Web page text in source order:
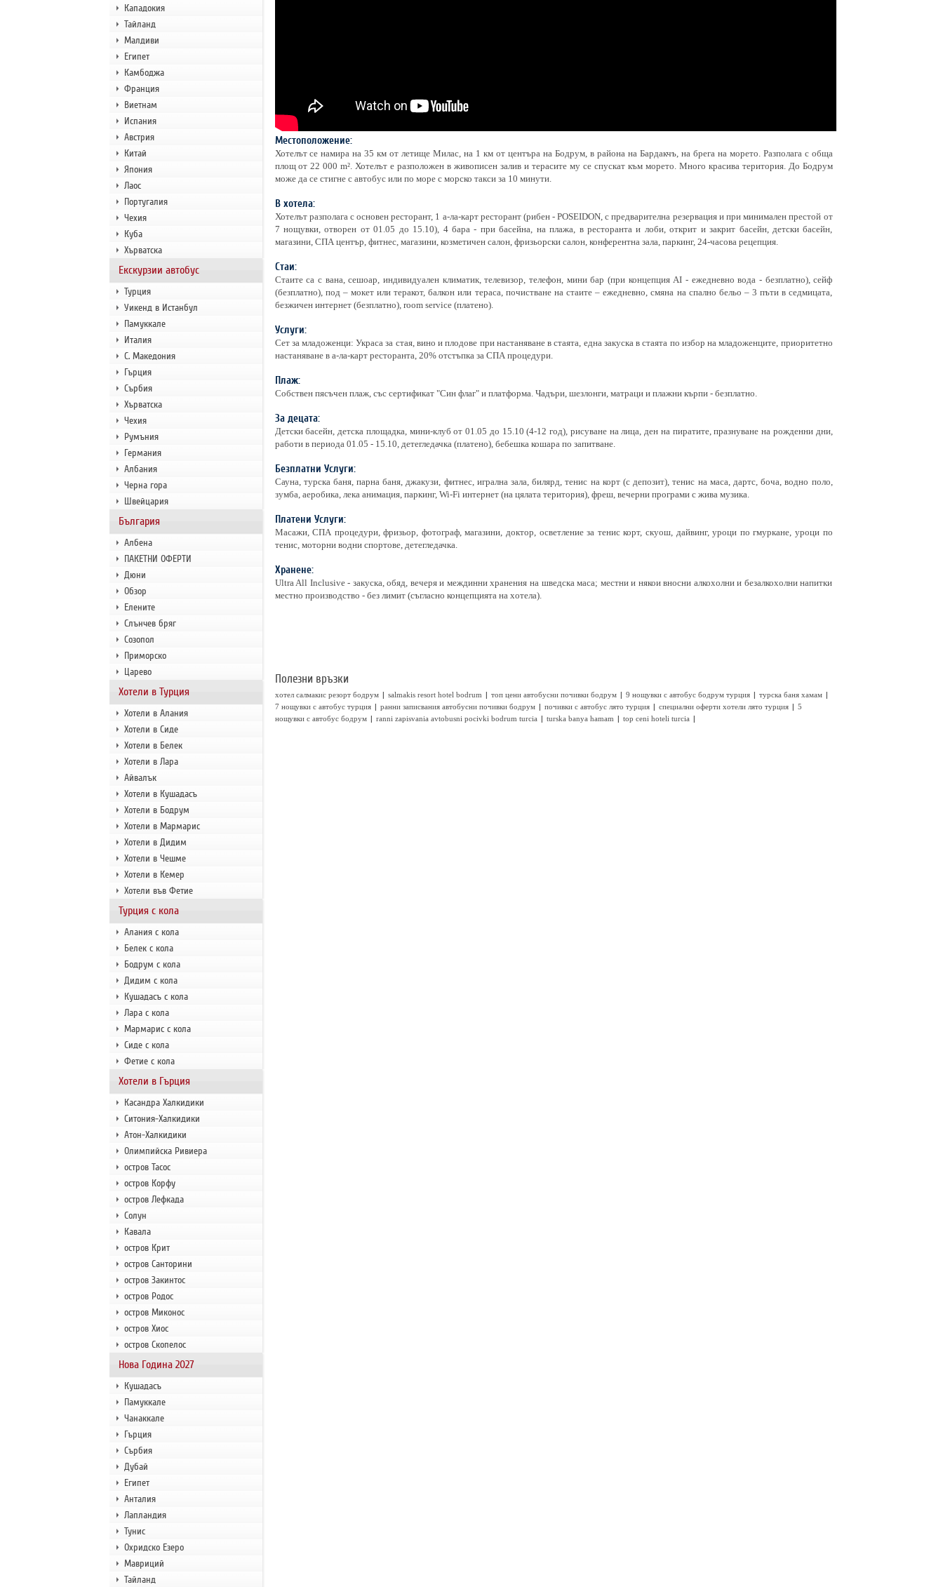
Кападокия
Тайланд
Малдиви
Египет
Камбоджа
Франция
Виетнам
Испания
Австрия
Китай
Япония
Лаос
Португалия
Чехия
Куба
Хърватска
Екскурзии автобус
Турция
Уикенд в Истанбул
Памуккале
Италия
С. Македония
Гърция
Сърбия
Хърватска
Чехия
Румъния
Германия
Албания
Черна гора
Швейцария
България
Албена
ПАКЕТНИ ОФЕРТИ
Дюни
Обзор
Елените
Слънчев бряг
Созопол
Приморско
Царево
Хотели в Турция
Хотели в Алания
Хотели в Сиде
Хотели в Белек
Хотели в Лара
Айвалък
Хотели в Кушадасъ
Хотели в Бодрум
Хотели в Мармарис
Хотели в Дидим
Хотели в Чешме
Хотели в Кемер
Хотели във Фетие
Турция с кола
Алания с кола
Белек с кола
Бодрум с кола
Дидим с кола
Кушадасъ с кола
Лара с кола
Мармарис с кола
Сиде с кола
Фетие с кола
Хотели в Гърция
Касандра Халкидики
Ситония-Халкидики
Атон-Халкидики
Олимпийска Ривиера
остров Тасос
остров Корфу
остров Лефкада
Солун
Кавала
остров Крит
остров Санторини
остров Закинтос
остров Родос
остров Миконос
остров Хиос
остров Скопелос
Нова Година 2027
Кушадасъ
Памуккале
Чанаккале
Гърция
Сърбия
Дубай
Египет
Анталия
Лапландия
Тунис
Охридско Езеро
Мавриций
Тайланд
Местоположение:
Хотелът се намира на 35 км от летище Милас, на 1 км от центъра на Бодрум, в района на Бардакчъ, на брега на морето. Разполага с обща
площ от 22 000 m². Хотелът е разположен в живописен залив и терасите му се спускат към морето. Много красива територия. До Бодрум
може да се стигне с автобус или по море с морско такси за 10 минути.
В хотела:
Хотелът разполага с основен ресторант, 1 а-ла-карт ресторант (рибен - POSEIDON, с предварителна резервация и при минимален престой от
7 нощувки, отворен от 01.05 до 15.10), 4 бара - при басейна, на плажа, в ресторанта и лоби, открит и закрит басейн, детски басейн,
магазини, СПА център, фитнес, магазини, козметичен салон, фризьорски салон, конферентна зала, паркинг, 24-часова рецепция.
Стаи:
Стаите са с вана, сешоар, индивидуален климатик, телевизор, телефон, мини бар (при концепция АI - ежедневно вода - безплатно), сейф
(безплатно), под – мокет или теракот, балкон или тераса, почистване на стаите – ежедневно, смяна на спално бельо – 3 пъти в седмицата,
безжичен интернет (безплатно), room service (платено).
Услуги:
Сет за младоженци: Украса за стая, вино и плодове при настаняване в стаята, една закуска в стаята по избор на младоженците, приоритетно
настаняване в а-ла-карт ресторанта, 20% отстъпка за СПА процедури.
Плаж:
Собствен пясъчен плаж, със сертификат "Син флаг" и платформа. Чадъри, шезлонги, матраци и плажни кърпи - безплатно.
За децата:
Детски басейн, детска площадка, мини-клуб от 01.05 до 15.10 (4-12 год), рисуване на лица, ден на пиратите, празнуване на рожденни дни,
работи в периода 01.05 - 15.10, детегледачка (платено), бебешка кошара по запитване.
Безплатни Услуги:
Сауна, турска баня, парна баня, джакузи, фитнес, игрална зала, билярд, тенис на корт (с депозит), тенис на маса, дартс, боча, водно поло,
зумба, аеробика, лека анимация, паркинг, Wi-Fi интернет (на цялата територия), фреш, вечерни програми с жива музика.
Платени Услуги:
Масажи, СПА процедури, фризьор, фотограф, магазини, доктор, осветление за тенис корт, скуош, дайвинг, уроци по гмуркане, уроци по
тенис, моторни водни спортове, детегледачка.
Хранене:
Ultra All Inclusive - закуска, обяд, вечеря и междинни хранения на шведска маса; местни и някои вносни алкохолни и безалкохолни напитки
местно производство - без лимит (съгласно концепцията на хотела).
Полезни връзки
хотел салмакис резорт бодрум | salmakis resort hotel bodrum | топ цени автобусни почивки бодрум | 9 нощувки с автобус бодрум турция | турска баня хамам |
7 нощувки с автобус турция | ранни записвания автобусни почивки бодрум | почивки с автобус лято турция | специални оферти хотели лято турция | 5
нощувки с автобус бодрум | ranni zapisvania avtobusni pocivki bodrum turcia | turska banya hamam | top ceni hoteli turcia |